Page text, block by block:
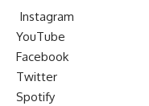
Instagram
YouTube
Facebook
Twitter
Spotify